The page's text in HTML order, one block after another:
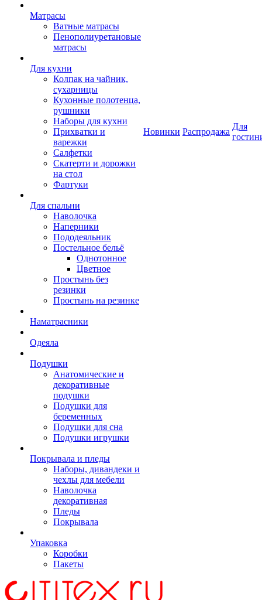
Матрасы
Ватные матрасы
Пенополиуретановые
матрасы
Для кухни
Колпак на чайник,
сухарницы
Кухонные полотенца,
рушники
Наборы для кухни
Прихватки и
варежки
Салфетки
Скатерти и дорожки
на стол
Фартуки
Для спальни
Наволочка
Наперники
Пододеяльник
Постельное бельё
Однотонное
Цветное
Простынь без
резинки
Простынь на резинке
Наматрасники
Одеяла
Подушки
Анатомические и
декоративные
подушки
Подушки для
беременных
Подушки для сна
Подушки игрушки
Покрывала и пледы
Наборы, дивандеки и
чехлы для мебели
Наволочка
декоративная
Пледы
Покрывала
Упаковка
Коробки
Пакеты
Новинки Распродажа
Для